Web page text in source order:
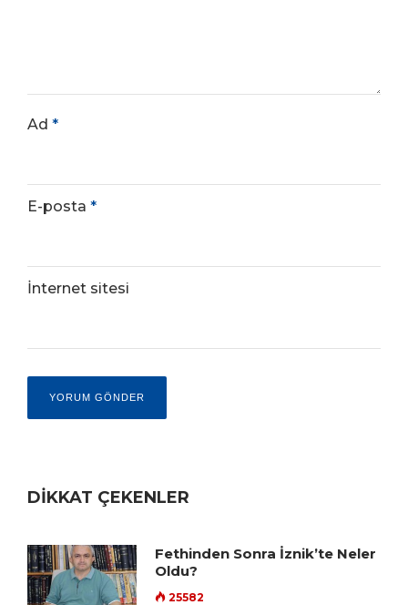
Ad *
E-posta *
İnternet sitesi
DİKKAT ÇEKENLER
Fethinden Sonra İznik’te Neler
Oldu?
25582